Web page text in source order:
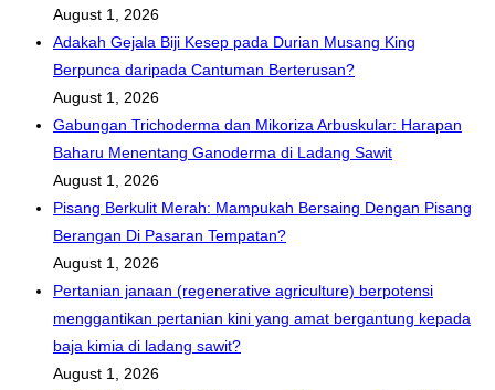
August 1, 2026
Adakah Gejala Biji Kesep pada Durian Musang King
Berpunca daripada Cantuman Berterusan?
August 1, 2026
Gabungan Trichoderma dan Mikoriza Arbuskular: Harapan
Baharu Menentang Ganoderma di Ladang Sawit
August 1, 2026
Pisang Berkulit Merah: Mampukah Bersaing Dengan Pisang
Berangan Di Pasaran Tempatan?
August 1, 2026
Pertanian janaan (regenerative agriculture) berpotensi
menggantikan pertanian kini yang amat bergantung kepada
baja kimia di ladang sawit?
August 1, 2026